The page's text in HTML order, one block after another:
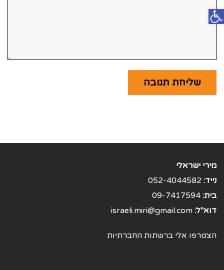
מירי ישראלי
נייד: 052-4044582
בית: 09-7417594
דוא"ל: israeli.miri@gmail.com
הצטרפו אלי ברשתות החברתיות
פתח סרגל נגישות